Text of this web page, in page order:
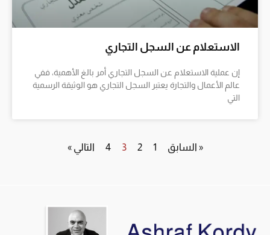
الاستعلام عن السجل التجاري
إن عملية الاستعلام عن السجل التجاري أمر بالغ الأهمية، ففي
عالم الأعمال والتجارة يعتبر السجل التجاري هو الوثيقة الرسمية
التي
« السابق 1
2
3
4 التالي »